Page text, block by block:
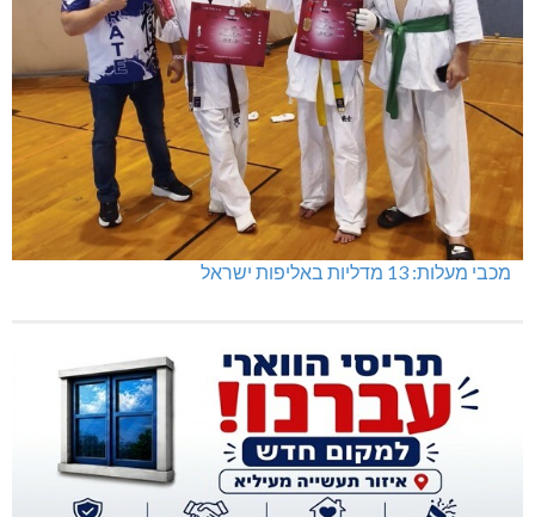
מכבי מעלות: 13 מדליות באליפות ישראל